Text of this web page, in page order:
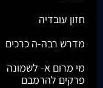
חזון עובדיה
מדרש רבה-ה כרכים
מי מרום א- לשמונה
פרקים להרמבם